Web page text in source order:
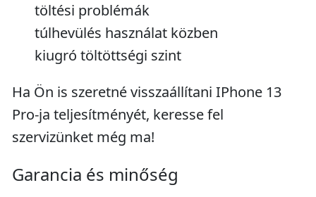
töltési problémák
túlhevülés használat közben
kiugró töltöttségi szint
Ha Ön is szeretné visszaállítani IPhone 13
Pro-ja teljesítményét, keresse fel
szervizünket még ma!
Garancia és minőség